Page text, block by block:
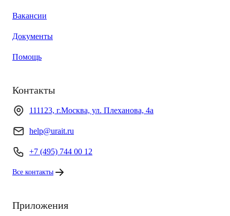
Вакансии
Документы
Помощь
Контакты
111123, г.Москва, ул. Плеханова, 4а
help@urait.ru
+7 (495) 744 00 12
Все контакты
Приложения